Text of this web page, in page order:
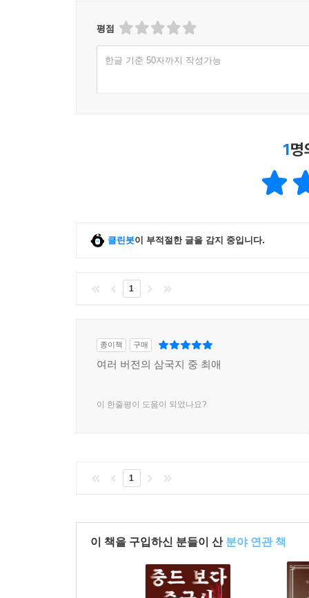
평점
한글 기준 50자까지 작성가능
1명
클린봇이 부적절한 글을 감지 중입니다.
1
종이책 구매
여러 버전의 삼국지 중 최애
이 한줄평이 도움이 되었나요?
1
이 책을 구입하신 분들이 산 분야 연관 책